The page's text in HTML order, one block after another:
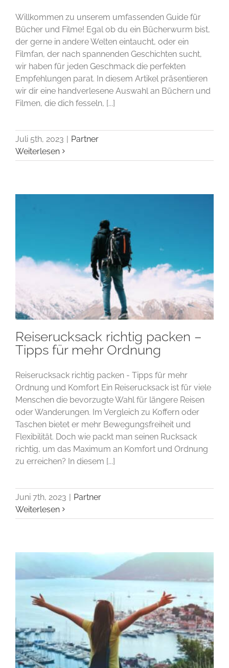
Willkommen zu unserem umfassenden Guide für
Bücher und Filme! Egal ob du ein Bücherwurm bist,
der gerne in andere Welten eintaucht, oder ein
Filmfan, der nach spannenden Geschichten sucht,
wir haben für jeden Geschmack die perfekten
Empfehlungen parat. In diesem Artikel präsentieren
wir dir eine handverlesene Auswahl an Büchern und
Filmen, die dich fesseln, [...]
Juli 5th, 2023 | Partner
Weiterlesen
Reiserucksack richtig packen –
Tipps für mehr Ordnung
Reiserucksack richtig packen - Tipps für mehr
Ordnung und Komfort Ein Reiserucksack ist für viele
Menschen die bevorzugte Wahl für längere Reisen
oder Wanderungen. Im Vergleich zu Koffern oder
Taschen bietet er mehr Bewegungsfreiheit und
Flexibilität. Doch wie packt man seinen Rucksack
richtig, um das Maximum an Komfort und Ordnung
zu erreichen? In diesem [...]
Juni 7th, 2023 | Partner
Weiterlesen